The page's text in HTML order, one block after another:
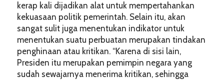
kerap kali dijadikan alat untuk mempertahankan
kekuasaan politik pemerintah. Selain itu, akan
sangat sulit juga menentukan indikator untuk
menentukan suatu perbuatan merupakan tindakan
penghinaan atau kritikan. “Karena di sisi lain,
Presiden itu merupakan pemimpin negara yang
sudah sewajarnya menerima kritikan, sehingga